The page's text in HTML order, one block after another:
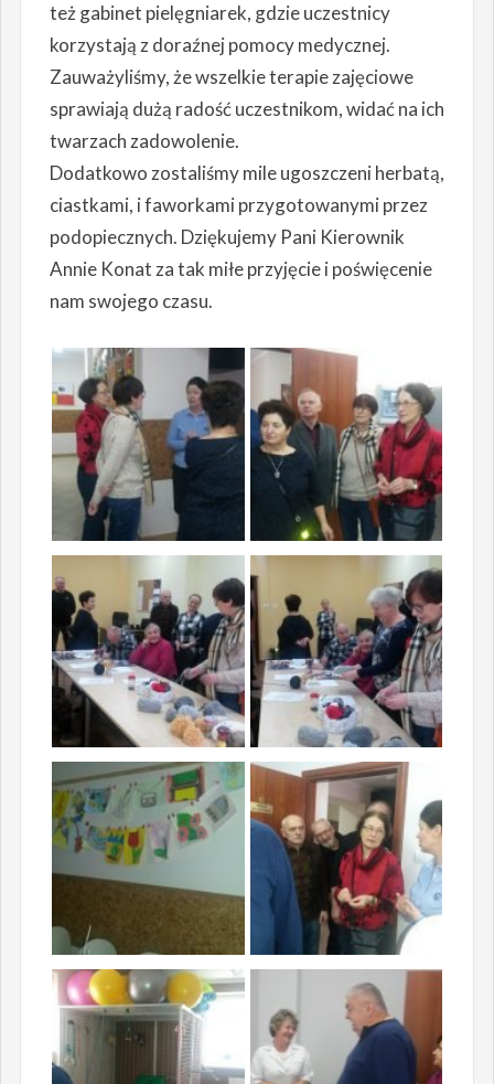
też gabinet pielęgniarek, gdzie uczestnicy
korzystają z doraźnej pomocy medycznej.
Zauważyliśmy, że wszelkie terapie zajęciowe
sprawiają dużą radość uczestnikom, widać na ich
twarzach zadowolenie.
Dodatkowo zostaliśmy mile ugoszczeni herbatą,
ciastkami, i faworkami przygotowanymi przez
podopiecznych. Dziękujemy Pani Kierownik
Annie Konat za tak miłe przyjęcie i poświęcenie
nam swojego czasu.